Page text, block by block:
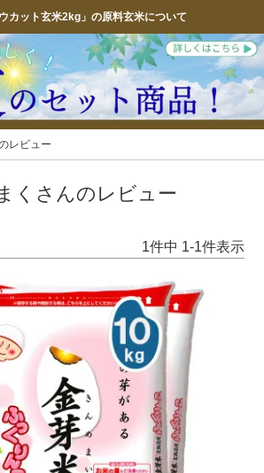
カット玄米2kg」の原料玄米について
レビュー
くさんのレビュー
1件中 1-1件表示